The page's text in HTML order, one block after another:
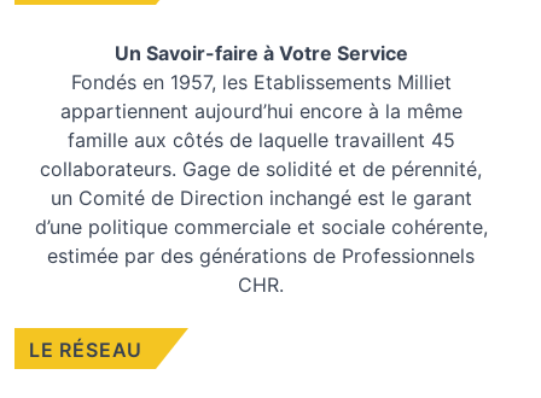
Un Savoir-faire à Votre Service
Fondés en 1957, les Etablissements Milliet
appartiennent aujourd’hui encore à la même
famille aux côtés de laquelle travaillent 45
collaborateurs. Gage de solidité et de pérennité,
un Comité de Direction inchangé est le garant
d’une politique commerciale et sociale cohérente,
estimée par des générations de Professionnels
CHR.
LE RÉSEAU